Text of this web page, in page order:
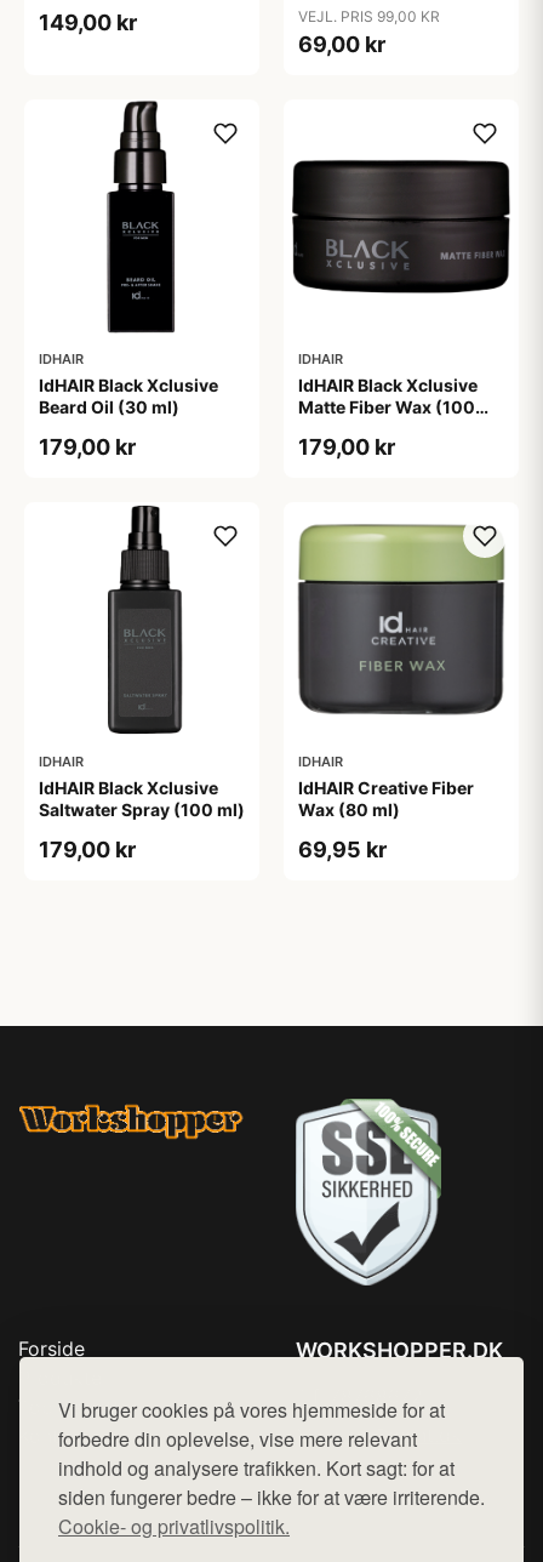
Vi bruger cookies på vores hjemmeside for at
forbedre din oplevelse, vise mere relevant
indhold og analysere trafikken. Kort sagt: for at
siden fungerer bedre – ikke for at være irriterende.
Cookie- og privatlivspolitik.
149,00 kr VEJL. PRIS 99,00 KR
69,00 kr
IDHAIR
IdHAIR Black Xclusive
Beard Oil (30 ml)
179,00 kr
IDHAIR
IdHAIR Black Xclusive
Matte Fiber Wax (100
179,00 kr
IDHAIR
IdHAIR Black Xclusive
Saltwater Spray (100 ml)
179,00 kr
IDHAIR
IdHAIR Creative Fiber
Wax (80 ml)
69,95 kr
Forside
Top Rabatter
Kontakt
WORKSHOPPER.DK
Mail: hej@want.dk
Cookie- og privatlivspolitik